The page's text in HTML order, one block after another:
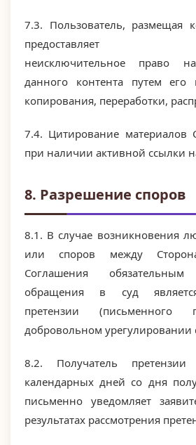
7.3. Пользователь, размещая
предоставляет
неисключительное право
данного контента путем его
копирования, переработки,
7.4. Цитирование материалов
при наличии активной ссылки
8. Разрешение споров
8.1. В случае возникновения
или споров между
Соглашения
обращения в суд
претензии (письменного
добровольном урегулировании
8.2. Получатель
календарных дней со дня
письменно уведомляет
результатах рассмотрения